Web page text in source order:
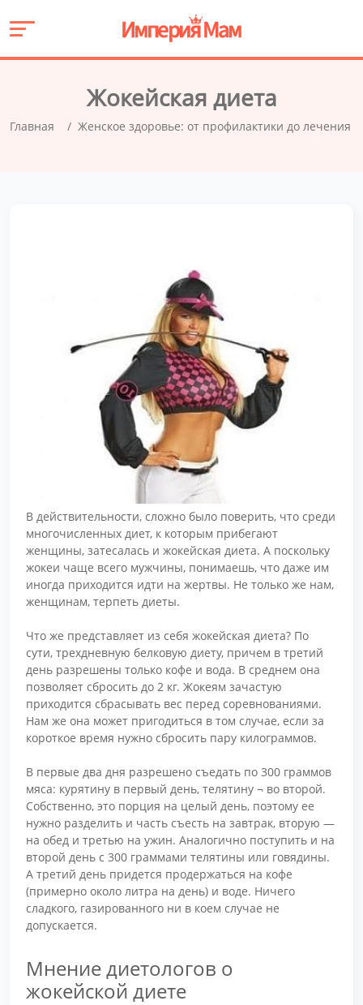
Жокейская диета
Главная Женское здоровье: от профилактики до лечения
В действительности, сложно было поверить, что среди
многочисленных диет, к которым прибегают
женщины, затесалась и жокейская диета. А поскольку
жокеи чаще всего мужчины, понимаешь, что даже им
иногда приходится идти на жертвы. Не только же нам,
женщинам, терпеть диеты.
Что же представляет из себя жокейская диета? По
сути, трехдневную белковую диету, причем в третий
день разрешены только кофе и вода. В среднем она
позволяет сбросить до 2 кг. Жокеям зачастую
приходится сбрасывать вес перед соревнованиями.
Нам же она может пригодиться в том случае, если за
короткое время нужно сбросить пару килограммов.
В первые два дня разрешено съедать по 300 граммов
мяса: курятину в первый день, телятину ¬ во второй.
Собственно, это порция на целый день, поэтому ее
нужно разделить и часть съесть на завтрак, вторую —
на обед и третью на ужин. Аналогично поступить и на
второй день с 300 граммами телятины или говядины.
А третий день придется продержаться на кофе
(примерно около литра на день) и воде. Ничего
сладкого, газированного ни в коем случае не
допускается.
Мнение диетологов о
жокейской диете